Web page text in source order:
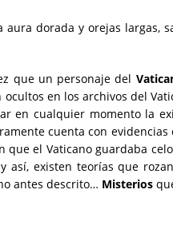
dorada y orejas
que un personaje del
en los archivos del
en cualquier momento la
cuenta con
que el Vaticano guardaba
así, existen teorías que
antes descrito… Misterios